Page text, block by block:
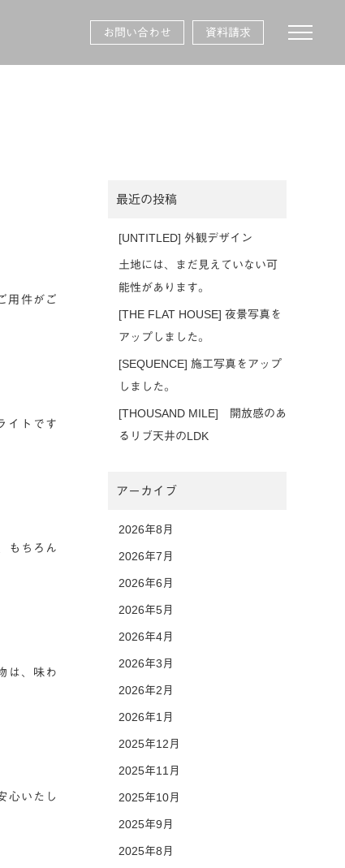
toggle
お問い合わせ 資料請求
用件がご
イトです
もちろん
は、味わ
心いたし
最近の投稿
[UNTITLED] 外観デザイン
土地には、まだ見えていない可
能性があります。
[THE FLAT HOUSE] 夜景写真を
アップしました。
[SEQUENCE] 施工写真をアップ
しました。
[THOUSAND MILE] 開放感のあ
るリブ天井のLDK
アーカイブ
2026年8月
2026年7月
2026年6月
2026年5月
2026年4月
2026年3月
2026年2月
2026年1月
2025年12月
2025年11月
2025年10月
2025年9月
2025年8月